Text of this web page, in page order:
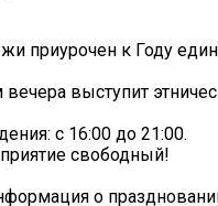
приурочен к Году
выступит
с 16:00 до 21:00.
свободный!
о